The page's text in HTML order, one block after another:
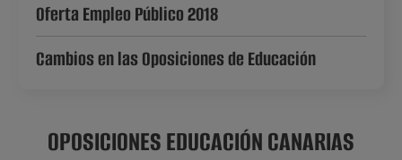
Oferta Empleo Público 2018
Cambios en las Oposiciones de Educación
OPOSICIONES EDUCACIÓN CANARIAS